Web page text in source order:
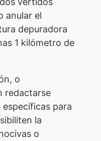
anular el
depuradora
1 kilómetro de
o
redactarse
para
la
o